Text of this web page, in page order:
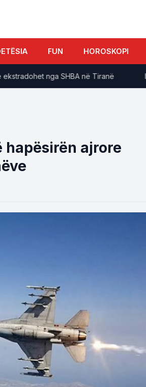
FUN HOROSKOPI
nga SHBA në Tiranë
hapësirën ajrore